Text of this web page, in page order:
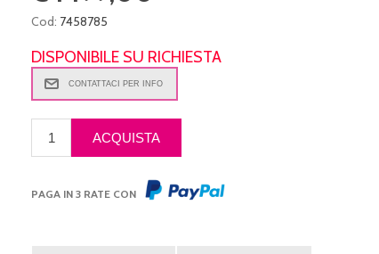
Cod: 7458785
DISPONIBILE SU RICHIESTA
PAGA IN 3 RATE CON